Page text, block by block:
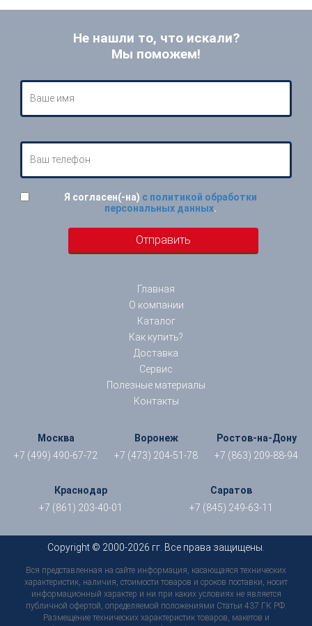
Не нашли то, что искали?
Мы поможем!
Я согласен(-на) с политикой обработки
персональных данных.
Главная
О компании
Каталог
Как купить?
Доставка
Сервис
Полезные материалы
Контакты
Москва
+7 (499) 490-67-72
Воронеж
+7 (473) 204-51-78
Ростов-на-Дону
+7 (863) 209-88-94
Краснодар
+7 (861) 203-40-01
Саратов
+7 (845) 249-63-11
Copyright © 2000-2026 гг. Все права защищены.
Вся представленная на сайте информация, касающаяся технических
характеристик, наличия, стоимости товаров и сроков поставки, носит
информационный характер и ни при каких условиях не является
публичной офертой, определяемой положениями Статьи 437 ГК РФ.
Размещение технических характеристик товаров, макетов и